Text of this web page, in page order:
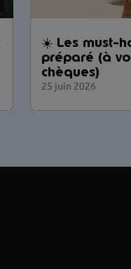
☀️ Les must-
préparé (à
chèques)
25 juin 2026